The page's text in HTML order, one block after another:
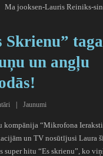
Skrienu”
un angļu
Jaunumi
kompānija “Mikrofona
un TV nosūtījusi Laura
super hitu “Es skrienu”, ko